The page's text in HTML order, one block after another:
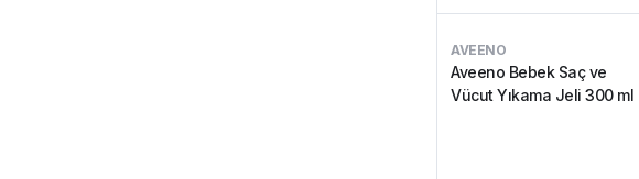
AVEENO
Aveeno Bebek Saç ve
Vücut Yıkama Jeli 300 ml